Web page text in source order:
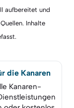
aufbereitet und
Inhalte
die Kanaren
Kanaren-